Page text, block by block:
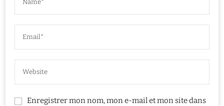
Enregistrer mon nom, mon e-mail et mon site dans